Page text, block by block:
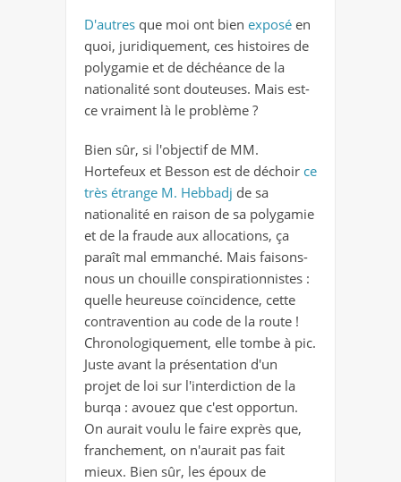
D'autres que moi ont bien exposé en
quoi, juridiquement, ces histoires de
polygamie et de déchéance de la
nationalité sont douteuses. Mais est-
ce vraiment là le problème ?
Bien sûr, si l'objectif de MM.
Hortefeux et Besson est de déchoir ce
très étrange M. Hebbadj de sa
nationalité en raison de sa polygamie
et de la fraude aux allocations, ça
paraît mal emmanché. Mais faisons-
nous un chouille conspirationnistes :
quelle heureuse coïncidence, cette
contravention au code de la route !
Chronologiquement, elle tombe à pic.
Juste avant la présentation d'un
projet de loi sur l'interdiction de la
burqa : avouez que c'est opportun.
On aurait voulu le faire exprès que,
franchement, on n'aurait pas fait
mieux. Bien sûr, les époux de